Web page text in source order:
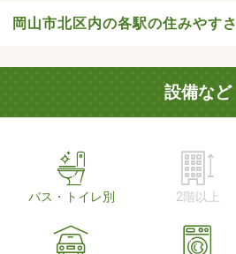
岡山市北区内の各駅の住みやすさ
設備など
バス・トイレ別 2階以上